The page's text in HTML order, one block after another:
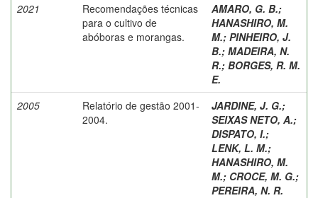
2021
Recomendações técnicas
para o cultivo de
abóboras e morangas.
AMARO, G. B.;
HANASHIRO, M.
M.; PINHEIRO, J.
B.; MADEIRA, N.
R.; BORGES, R. M.
E.
2005
Relatório de gestão 2001-
2004.
JARDINE, J. G.;
SEIXAS NETO, A.;
DISPATO, I.;
LENK, L. M.;
HANASHIRO, M.
M.; CROCE, M. G.;
PEREIRA, N. R.